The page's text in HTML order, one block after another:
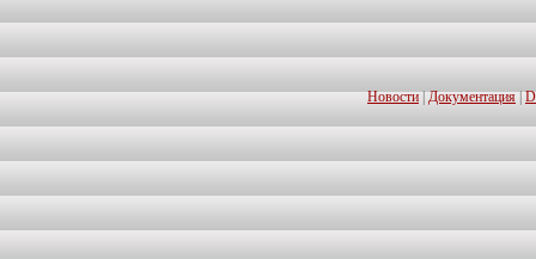
Новости|Документация|